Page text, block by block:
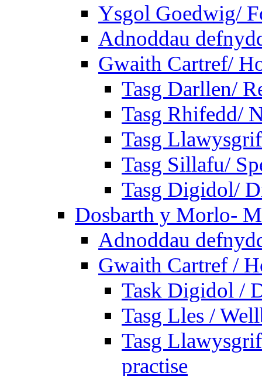
Ysgol Goedwig/
Adnoddau
Gwaith Cartref/
Tasg Darllen/
Tasg Rhifedd/
Tasg
Tasg Sillafu/
Tasg Digidol/
Dosbarth y Morlo-
Adnoddau
Gwaith Cartref /
Task Digidol /
Tasg Lles /
Tasg
practise